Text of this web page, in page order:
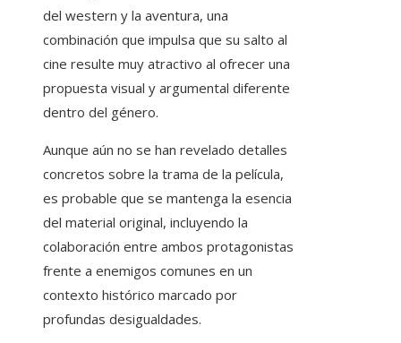
del western y la aventura, una
combinación que impulsa que su salto al
cine resulte muy atractivo al ofrecer una
propuesta visual y argumental diferente
dentro del género.
Aunque aún no se han revelado detalles
concretos sobre la trama de la película,
es probable que se mantenga la esencia
del material original, incluyendo la
colaboración entre ambos protagonistas
frente a enemigos comunes en un
contexto histórico marcado por
profundas desigualdades.